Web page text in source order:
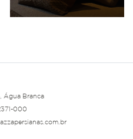
Água Branca
000